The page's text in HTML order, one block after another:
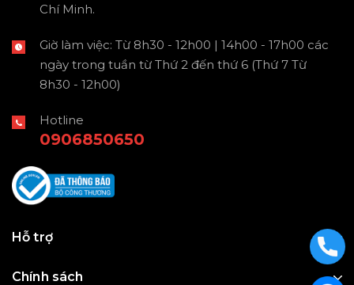
Chí Minh.
Giờ làm việc: Từ 8h30 - 12h00 | 14h00 - 17h00 các
ngày trong tuần từ Thứ 2 đến thứ 6 (Thứ 7 Từ
8h30 - 12h00)
Hotline
0906850650
Hỗ trợ
Chính sách